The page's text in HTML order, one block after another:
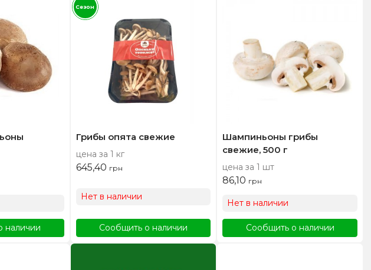
наличии
Грибы опята свежие
цена за 1 кг
645,40 грн
Нет в наличии
Сообщить о наличии
Сезон
Шампиньоны грибы
свежие, 500 г
цена за 1 шт
86,10 грн
Нет в наличии
Сообщить о наличии